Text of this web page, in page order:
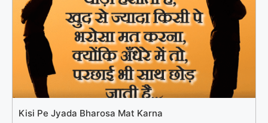
Kisi Pe Jyada Bharosa Mat Karna